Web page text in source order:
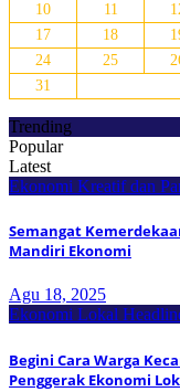
10
11
17
18
24
25
31
Trending
Popular
Latest
Ekonomi Kreatif dan
Semangat
Mandiri Ekonomi
Agu 18, 2025
Ekonomi Lokal
Begini Cara Warga
Penggerak Ekonomi